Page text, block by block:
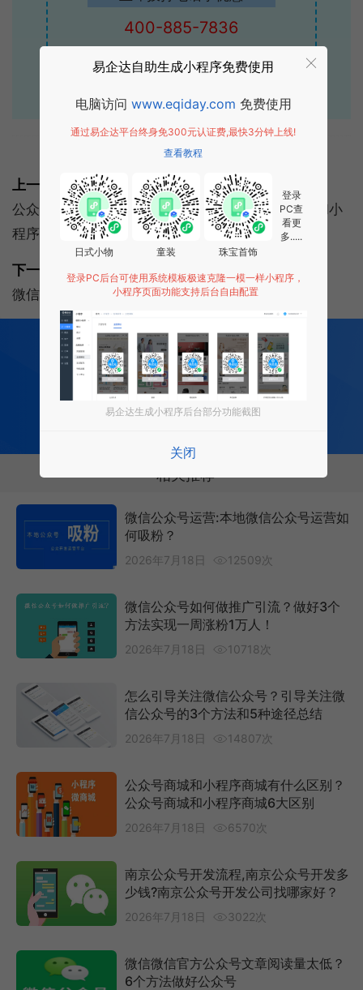
400-885-7836
点击获取报价
微信公众号
上一篇:
公众号商城和小程序商城有什么区别？公众号商城和小
程序商城6大区别
下一篇:
微信公众号运营:本地微信公众号运营如何吸粉？
200
多项功能全部免费开发
全行业场景 适用
0 成本 0 门槛 一键生成
让每个商家都拥有适合自己的小程序
相关推荐
微信公众号运营:本地微信公众号运营如
何吸粉？
2026年7月18日 12509次
微信公众号如何做推广引流？做好3个
方法实现一周涨粉1万人！
2026年7月18日 10718次
怎么引导关注微信公众号？引导关注微
信公众号的3个方法和5种途径总结
2026年7月18日 14807次
公众号商城和小程序商城有什么区别？
公众号商城和小程序商城6大区别
2026年7月18日 6570次
南京公众号开发流程,南京公众号开发多
少钱?南京公众号开发公司找哪家好？
2026年7月18日 3022次
微信微信官方公众号文章阅读量太低？
6个方法做好公众号
易企达自助生成小程序免费使用
电脑访问 www.eqiday.com 免费使用
通过易企达平台终身免300元认证费,最快3分钟上线!
查看教程
日式小物 童装 珠宝首饰
登录
PC查
看更
多.....
登录PC后台可使用系统模板极速克隆一模一样小程序，
小程序页面功能支持后台自由配置
易企达生成小程序后台部分功能截图
关闭